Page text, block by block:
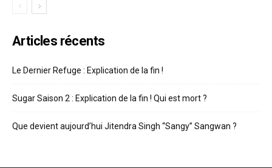
Articles récents
Le Dernier Refuge : Explication de la fin !
Sugar Saison 2 : Explication de la fin ! Qui est mort ?
Que devient aujourd’hui Jitendra Singh “Sangy” Sangwan ?